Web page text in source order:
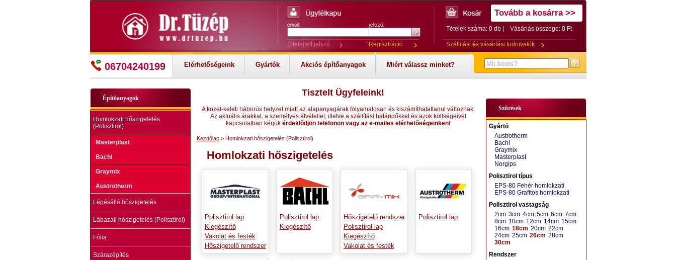
Elfelejtett jelszó Regisztráció
Tovább a kosárra >>
Tételek száma: 0 db | Vásárlás összege: 0 Ft
Szállítási és vásárlási tudnivalók
06704240199 Elérhetőségeink Gyártók Akciós építőanyagok Miért válassz minket?
Építőanyagok
Homlokzati hőszigetelés
(Polisztirol)
Masterplast
Bachl
Graymix
Austrotherm
Lépésálló hőszigetelés
Lábazati hőszigetelés (Polisztirol)
Fólia
Szárazépítés
Tisztelt Ügyfeleink!
A közel-keleti háborús helyzet miatt az alapanyagárak folyamatosan és kiszámíthatatlanul változnak:
Az aktuális árakkal, a személyes átvétellel, illetve a szállítási határidőkkel és azok költségeivel
kapcsolatban kérjük érdeklődjön telefonon vagy az e-mailes elérhetőségeinken!
Kezdőlap> Homlokzati hőszigetelés (Polisztirol)
Homlokzati hőszigetelés
Polisztirol lap
Kiegészítő
Vakolat és festék
Hőszigetelő rendszer
Polisztirol lap
Kiegészítő
Hőszigetelő rendszer
Polisztirol lap
Kiegészítő
Vakolat és festék
Polisztirol lap
Szűrések
Gyártó
Austrotherm
Bachl
Graymix
Masterplast
Norgips
Polisztirol típus
EPS-80 Fehér homlokzati
EPS-80 Grafitos homlokzati
Polisztirol vastagság
2cm 3cm 4cm 5cm 6cm 7cm
8cm 10cm 12cm 14cm 15cm
16cm 18cm 20cm 22cm
24cm 25cm 26cm 28cm
30cm
Rendszer